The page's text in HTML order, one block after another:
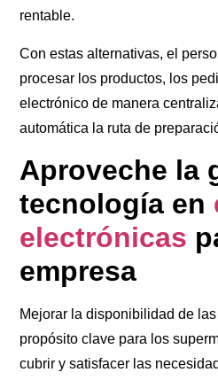
rentable.
Con estas alternativas, el
procesar los productos, los
electrónico de manera
automática la ruta de
Aproveche la
tecnología en
electrónicas
empresa
Mejorar la disponibilidad de
propósito clave para los
cubrir y satisfacer las